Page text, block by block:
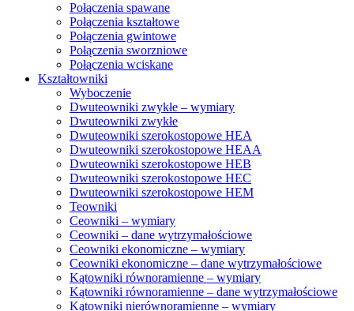
Połączenia spawane
Połączenia kształtowe
Połączenia gwintowe
Połączenia sworzniowe
Połączenia wciskane
Kształtowniki
Wyboczenie
Dwuteowniki zwykłe – wymiary
Dwuteowniki zwykłe
Dwuteowniki szerokostopowe HEA
Dwuteowniki szerokostopowe HEAA
Dwuteowniki szerokostopowe HEB
Dwuteowniki szerokostopowe HEC
Dwuteowniki szerokostopowe HEM
Teowniki
Ceowniki – wymiary
Ceowniki – dane wytrzymałościowe
Ceowniki ekonomiczne – wymiary
Ceowniki ekonomiczne – dane wytrzymałościowe
Kątowniki równoramienne – wymiary
Kątowniki równoramienne – dane wytrzymałościowe
Kątowniki nierównoramienne – wymiary